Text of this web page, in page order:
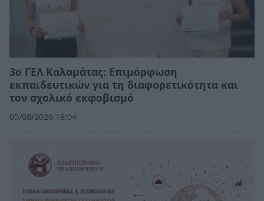
3ο ΓΕΛ Καλαμάτας: Επιμόρφωση
εκπαιδευτικών για τη διαφορετικότητα και
τον σχολικό εκφοβισμό
05/08/2026 18:04